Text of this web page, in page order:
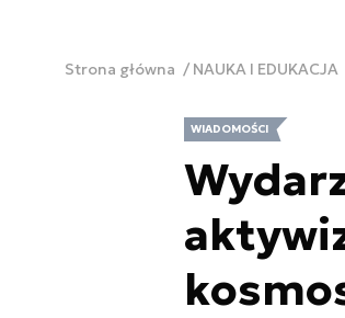
Strona główna NAUKA I EDUKACJA
WIADOMOŚCI